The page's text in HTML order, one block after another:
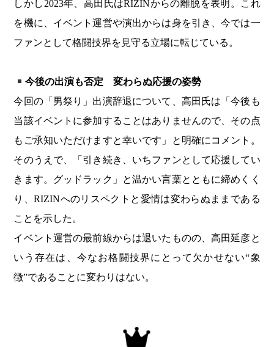
しかし2023年、高田氏はRIZINからの離脱を表明。これ
を機に、イベント運営や演出からは身を引き、今では一
ファンとして格闘技界を見守る立場に転じている。
今後の出演も否定 変わらぬ応援の姿勢
今回の「男祭り」出演辞退について、高田氏は「今後も
当該イベントに参加することはありませんので、その点
もご承知いただけますと幸いです」と明確にコメント。
そのうえで、「引き続き、いちファンとして応援してい
きます。グッドラック」と温かい言葉とともに締めくく
り、RIZINへのリスペクトと愛情は変わらぬままである
ことを示した。
イベント運営の最前線からは退いたものの、高田延彦と
いう存在は、今なお格闘技界にとって欠かせない“象
徴”であることに変わりはない。